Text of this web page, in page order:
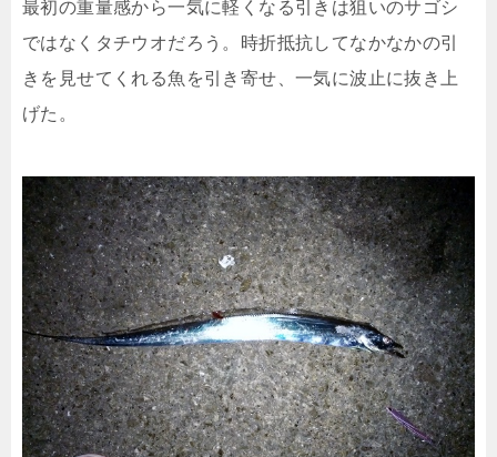
最初の重量感から一気に軽くなる引きは狙いのサゴシ
ではなくタチウオだろう。時折抵抗してなかなかの引
きを見せてくれる魚を引き寄せ、一気に波止に抜き上
げた。